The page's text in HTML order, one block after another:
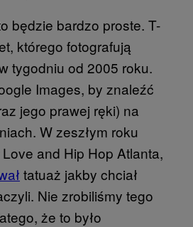
będzie bardzo proste. T-
którego fotografują
tygodniu od 2005 roku.
Images, by znaleźć
jego prawej ręki) na
W zeszłym roku
and Hip Hop Atlanta,
tatuaż jakby chciał
Nie zrobiliśmy tego
że to było